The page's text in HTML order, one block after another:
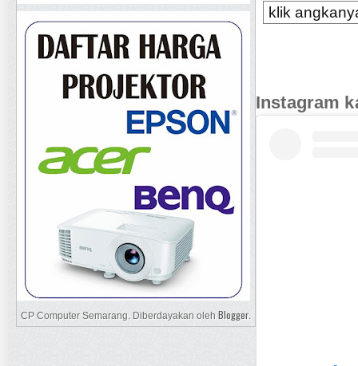
klik
Instagram
CP Computer Semarang. Diberdayakan oleh Blogger.